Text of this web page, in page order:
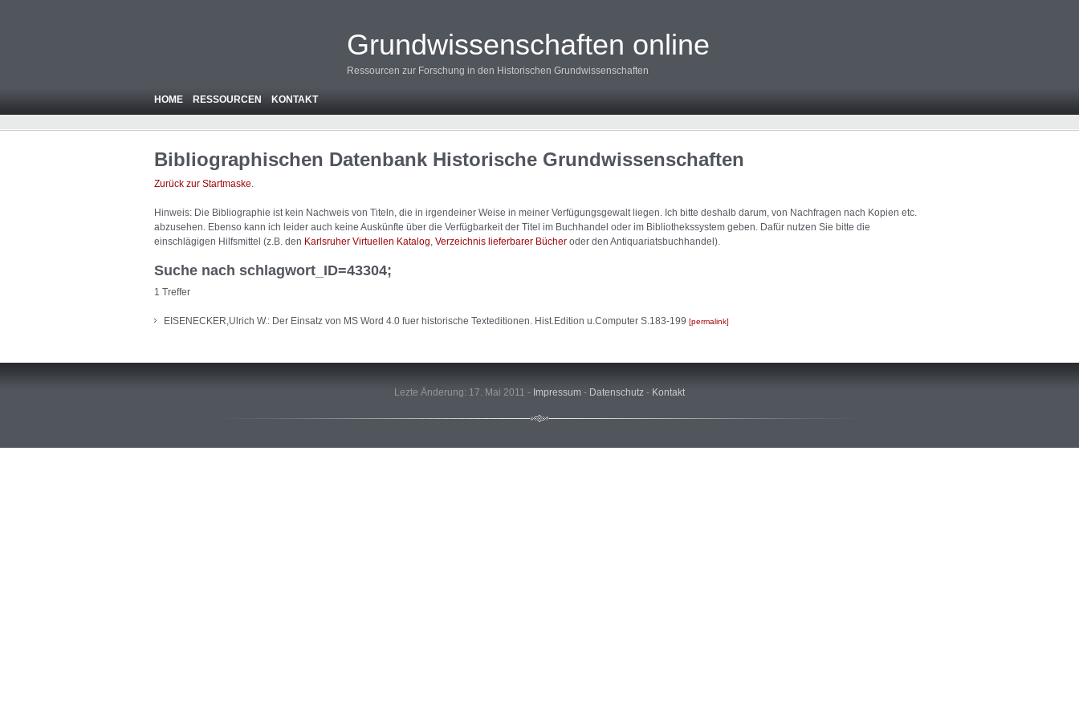
Grundwissenschaften online
Ressourcen zur Forschung in den Historischen Grundwissenschaften
HOME RESSOURCEN KONTAKT
Bibliographischen Datenbank Historische Grundwissenschaften
Zurück zur Startmaske.
Hinweis: Die Bibliographie ist kein Nachweis von Titeln, die in irgendeiner Weise in meiner Verfügungsgewalt liegen. Ich bitte deshalb darum, von Nachfragen nach Kopien etc.
abzusehen. Ebenso kann ich leider auch keine Auskünfte über die Verfügbarkeit der Titel im Buchhandel oder im Bibliothekssystem geben. Dafür nutzen Sie bitte die
einschlägigen Hilfsmittel (z.B. den Karlsruher Virtuellen Katalog Verzeichnis lieferbarer Bücher oder den Antiquariatsbuchhandel).
Suche nach schlagwort_ID=43304;
1 Treffer
EISENECKER,Ulrich W.: Der Einsatz von MS Word 4.0 fuer historische Texteditionen. Hist.Edition u.Computer S.183-199 permalink
Lezte Änderung: 17. Mai 2011 - Impressum - Datenschutz - Kontakt